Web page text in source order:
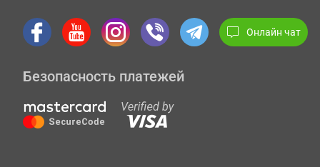
Онлайн чат
Безопасность платежей